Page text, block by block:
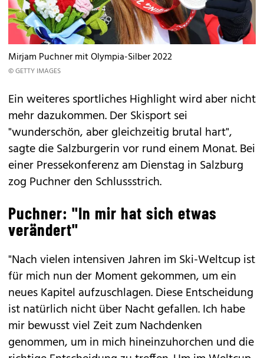
Mirjam Puchner mit Olympia-Silber 2022
© GETTY IMAGES
Ein weiteres sportliches Highlight wird aber nicht
mehr dazukommen. Der Skisport sei
"wunderschön, aber gleichzeitig brutal hart",
sagte die Salzburgerin vor rund einem Monat. Bei
einer Pressekonferenz am Dienstag in Salzburg
zog Puchner den Schlussstrich.
Puchner: "In mir hat sich etwas
verändert"
"Nach vielen intensiven Jahren im Ski-Weltcup ist
für mich nun der Moment gekommen, um ein
neues Kapitel aufzuschlagen. Diese Entscheidung
ist natürlich nicht über Nacht gefallen. Ich habe
mir bewusst viel Zeit zum Nachdenken
genommen, um in mich hineinzuhorchen und die